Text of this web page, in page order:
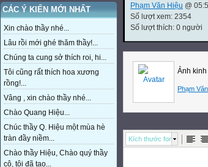
CÁC Ý KIẾN MỚI NHẤT
Xin chào thầy nhé...
Lâu rồi mới ghé thăm thầy!...
Chúng ta cung sở thích roi, hi...
Tôi cũng rất thích hoa xương
rồng!...
Vâng , xin chào thầy nhé...
Chào Quang Hiệu...
Chúc thầy Q. Hiệu một mùa hè
tràn đầy niềm...
Chào thầy Hiệu, Chào quý thầy
cô, tôi đã tạo...
Phạm Văn Hiệu @
Số lượt xem: 2354
Số lượt thích: 0 người
Ảnh
Phạm
Kích thước font